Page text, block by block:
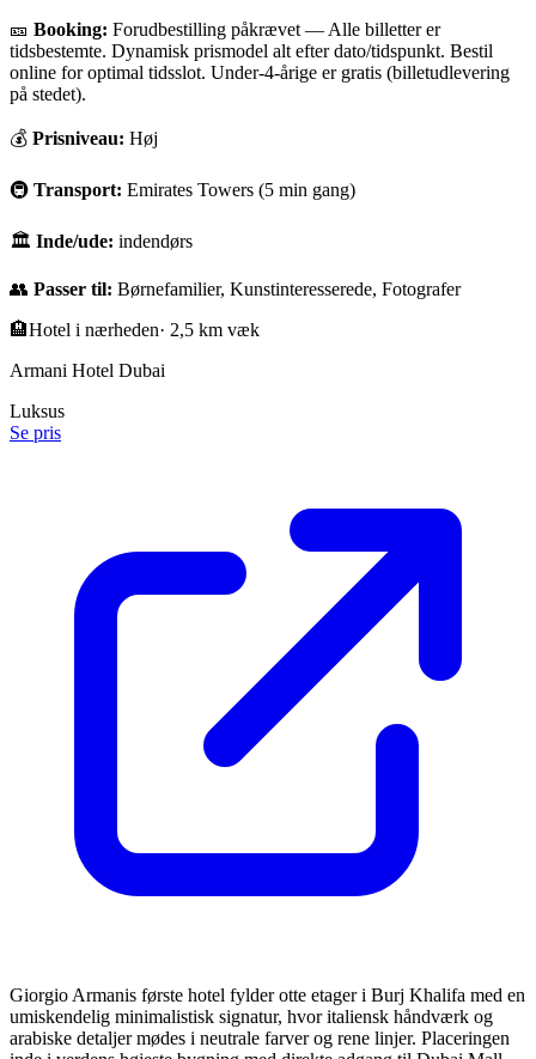
🎫 Booking: Forudbestilling påkrævet — Alle billetter er
tidsbestemte. Dynamisk prismodel alt efter dato/tidspunkt. Bestil
online for optimal tidsslot. Under-4-årige er gratis (billetudlevering
på stedet).
💰 Prisniveau: Høj
🚇 Transport: Emirates Towers (5 min gang)
🏛 Inde/ude: indendørs
👥 Passer til: Børnefamilier, Kunstinteresserede, Fotografer
🏨Hotel i nærheden· 2,5 km væk
Armani Hotel Dubai
Luksus
Se pris
Giorgio Armanis første hotel fylder otte etager i Burj Khalifa med en
umiskendelig minimalistisk signatur, hvor italiensk håndværk og
arabiske detaljer mødes i neutrale farver og rene linjer. Placeringen